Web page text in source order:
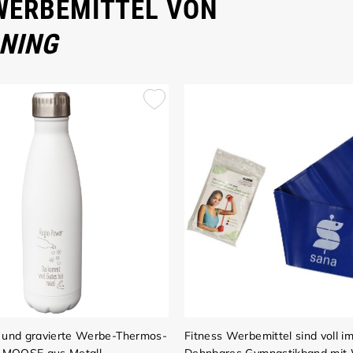
VON
gravierte Werbe-Thermos-
Fitness Werbemittel sind voll